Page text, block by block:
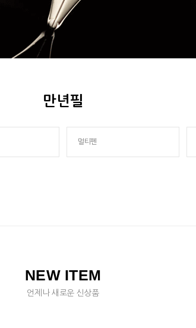
만년필
멀티펜
NEW ITEM
언제나 새로운 신상품